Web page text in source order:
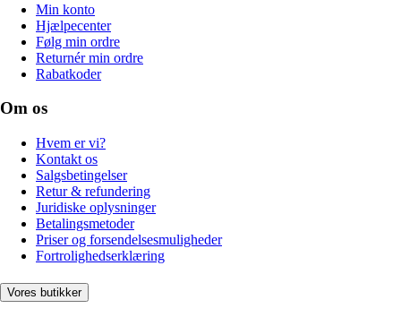
Min konto
Hjælpecenter
Følg min ordre
Returnér min ordre
Rabatkoder
Om os
Hvem er vi?
Kontakt os
Salgsbetingelser
Retur & refundering
Juridiske oplysninger
Betalingsmetoder
Priser og forsendelsesmuligheder
Fortrolighedserklæring
Vores butikker